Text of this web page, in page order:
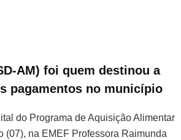
AM) foi quem destinou a
pagamentos no município
do Programa de Aquisição Alimentar
(07), na EMEF Professora Raimunda